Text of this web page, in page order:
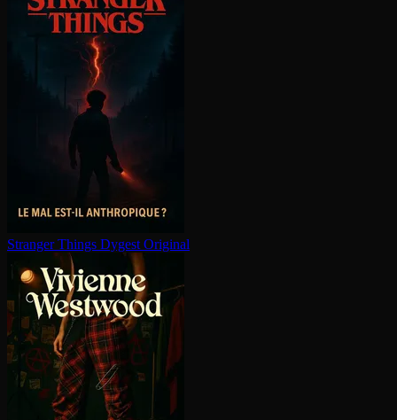
Stranger Things Dygest Original